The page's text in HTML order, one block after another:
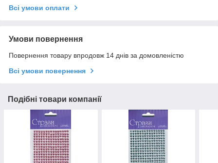
Всі умови оплати
Умови повернення
Повернення товару впродовж 14 днів за домовленістю
Всі умови повернення
Подібні товари компанії